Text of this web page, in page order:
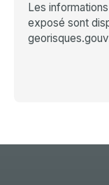
Les
exposé sont